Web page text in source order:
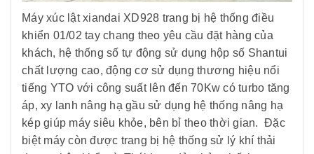
Máy xúc lật xiandai XD928 trang bị hệ thống điều
khiển 01/02 tay chang theo yêu cầu đặt hàng của
khách, hệ thống số tự động sử dụng hộp số Shantui
chất lượng cao, động cơ sử dụng thương hiệu nổi
tiếng YTO với công suất lên đến 70Kw có turbo tăng
áp, xy lanh nâng hạ gầu sử dụng hệ thống nâng hạ
kép giúp máy siêu khỏe, bên bỉ theo thời gian. Đặc
biệt máy còn được trang bị hệ thống sử lý khí thải